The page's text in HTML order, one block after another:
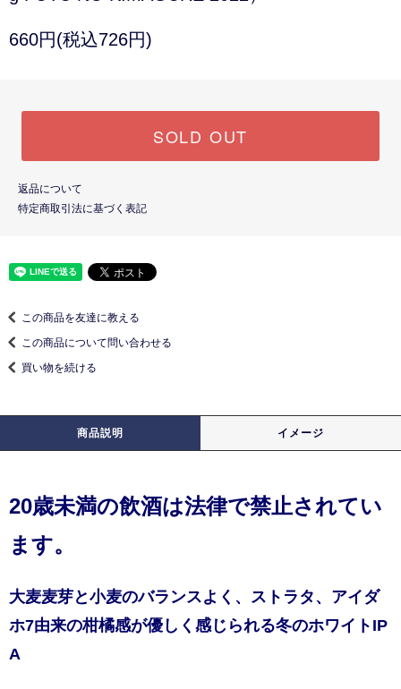
660円(税込726円)
SOLD OUT
返品について
特定商取引法に基づく表記
この商品を友達に教える
この商品について問い合わせる
買い物を続ける
商品説明 イメージ
20歳未満の飲酒は法律で禁止されてい
ます。
大麦麦芽と小麦のバランスよく、ストラタ、アイダ
ホ7由来の柑橘感が優しく感じられる冬のホワイトIP
A